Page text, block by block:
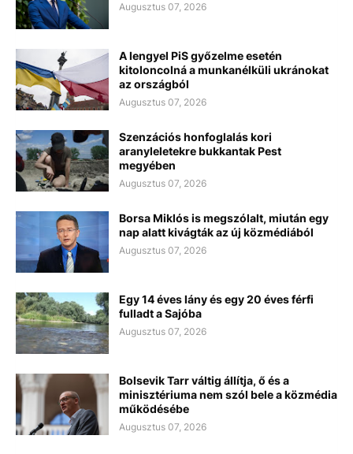
Augusztus 07, 2026
A lengyel PiS győzelme esetén
kitoloncolná a munkanélküli ukránokat
az országból
Augusztus 07, 2026
Szenzációs honfoglalás kori
aranyleletekre bukkantak Pest
megyében
Augusztus 07, 2026
Borsa Miklós is megszólalt, miután egy
nap alatt kivágták az új közmédiából
Augusztus 07, 2026
Egy 14 éves lány és egy 20 éves férfi
fulladt a Sajóba
Augusztus 07, 2026
Bolsevik Tarr váltig állítja, ő és a
minisztériuma nem szól bele a közmédia
működésébe
Augusztus 07, 2026